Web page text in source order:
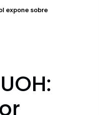
expone sobre